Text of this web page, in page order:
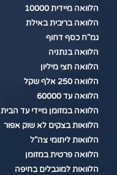
הלוואה מיידית 10000
הלוואה בריבית באילת
גמ"ח כסף דחוף
הלוואה בנתניה
הלוואה חצי מיליון
הלוואה 250 אלף שקל
הלוואה עד 60000
הלוואה במזומן מיידי עד הבית
הלוואות בצקים לא שוק אפור
הלוואות ליתומי צה"ל
הלוואה פרטית במזומן
הלוואות למוגבלים בחיפה